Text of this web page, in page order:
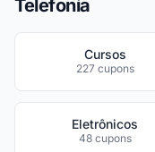
Telefonia
Cursos
227 cupons
Eletrônicos
48 cupons